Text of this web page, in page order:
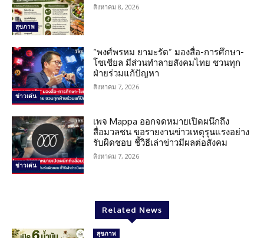
สุขภาพ
สิงหาคม 8, 2026
ข่าวเด่น
“พงศ์พรหม ยามะรัต” มองสื่อ-การศึกษา-
โซเชียล มีส่วนทำลายสังคมไทย ชวนทุก
ฝ่ายร่วมแก้ปัญหา
สิงหาคม 7, 2026
ข่าวเด่น
เพจ Mappa ออกจดหมายเปิดผนึกถึง
สื่อมวลชน ขอรายงานข่าวเหตุรุนแรงอย่าง
รับผิดชอบ ชี้วิธีเล่าข่าวมีผลต่อสังคม
สิงหาคม 7, 2026
Related News
สุขภาพ